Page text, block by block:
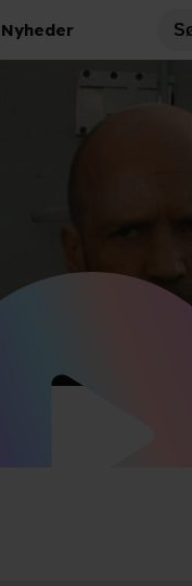
Nyheder